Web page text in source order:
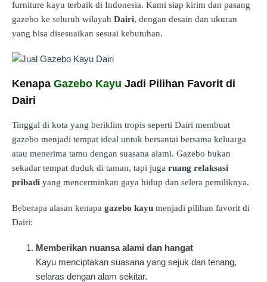
furniture kayu terbaik di Indonesia. Kami siap kirim dan pasang
gazebo ke seluruh wilayah Dairi, dengan desain dan ukuran
yang bisa disesuaikan sesuai kebutuhan.
Kenapa Gazebo Kayu Jadi Pilihan Favorit di
Dairi
Tinggal di kota yang beriklim tropis seperti Dairi membuat
gazebo menjadi tempat ideal untuk bersantai bersama keluarga
atau menerima tamu dengan suasana alami. Gazebo bukan
sekadar tempat duduk di taman, tapi juga ruang relaksasi
pribadi yang mencerminkan gaya hidup dan selera pemiliknya.
Beberapa alasan kenapa gazebo kayu menjadi pilihan favorit di
Dairi:
Memberikan nuansa alami dan hangat
Kayu menciptakan suasana yang sejuk dan tenang,
selaras dengan alam sekitar.